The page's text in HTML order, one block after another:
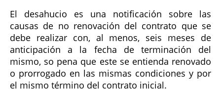
El desahucio es una notificación sobre las
causas de no renovación del contrato que se
debe realizar con, al menos, seis meses de
anticipación a la fecha de terminación del
mismo, so pena que este se entienda renovado
o prorrogado en las mismas condiciones y por
el mismo término del contrato inicial.